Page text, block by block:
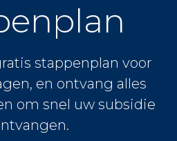
stappenplan voor
en ontvang alles
om snel uw subsidie